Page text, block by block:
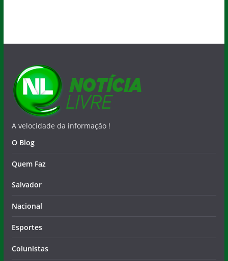
A velocidade da informação !
O Blog
Quem Faz
Salvador
Nacional
Esportes
Colunistas